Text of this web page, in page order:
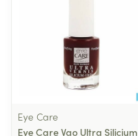
Eye Care
Eye Care Vao Ultra Silicium